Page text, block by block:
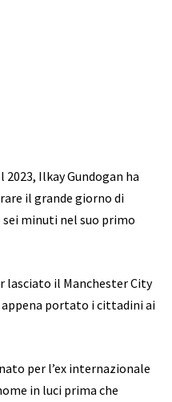
Ilkay Gundogan ha
il grande giorno di
minuti nel suo primo
lasciato il Manchester City
appena portato i cittadini ai
per l’ex internazionale
in luci prima che